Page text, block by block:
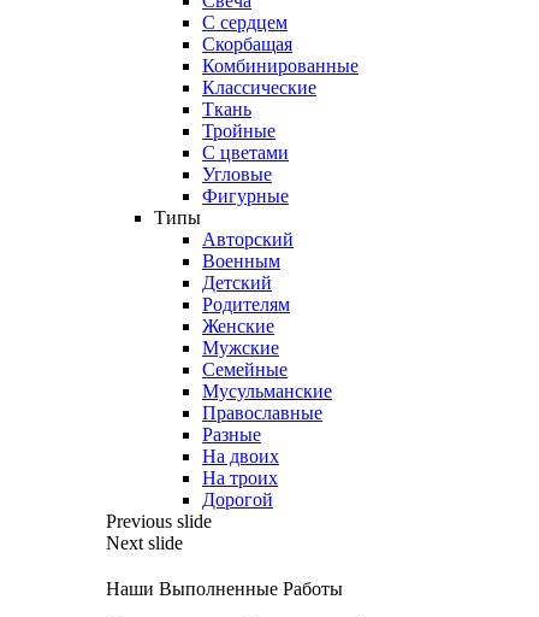
С сердцем
Скорбащая
Комбинированные
Классические
Ткань
Тройные
С цветами
Угловые
Фигурные
Типы
Авторский
Военным
Детский
Родителям
Женские
Мужские
Семейные
Мусульманские
Православные
Разные
На двоих
На троих
Дорогой
Previous slide
Next slide
Наши Выполненные Работы